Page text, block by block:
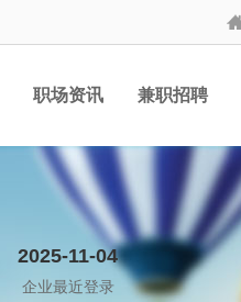
职场资讯 兼职招聘
2025-11-04
企业最近登录